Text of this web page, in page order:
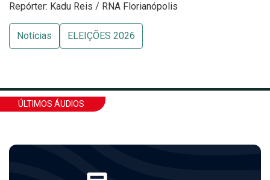
Repórter: Kadu Reis / RNA Florianópolis
Notícias ELEIÇÕES 2026
ÚLTIMOS ÁUDIOS